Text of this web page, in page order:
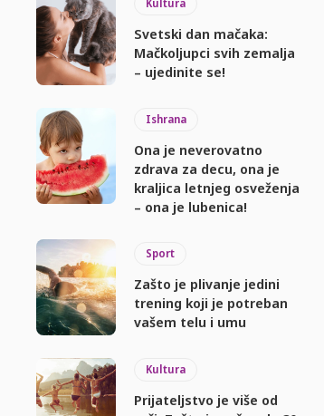
Kultura
Svetski dan mačaka:
Mačkoljupci svih zemalja
– ujedinite se!
Ishrana
Ona je neverovatno
zdrava za decu, ona je
kraljica letnjeg osveženja
– ona je lubenica!
Sport
Zašto je plivanje jedini
trening koji je potreban
vašem telu i umu
Kultura
Prijateljstvo je više od